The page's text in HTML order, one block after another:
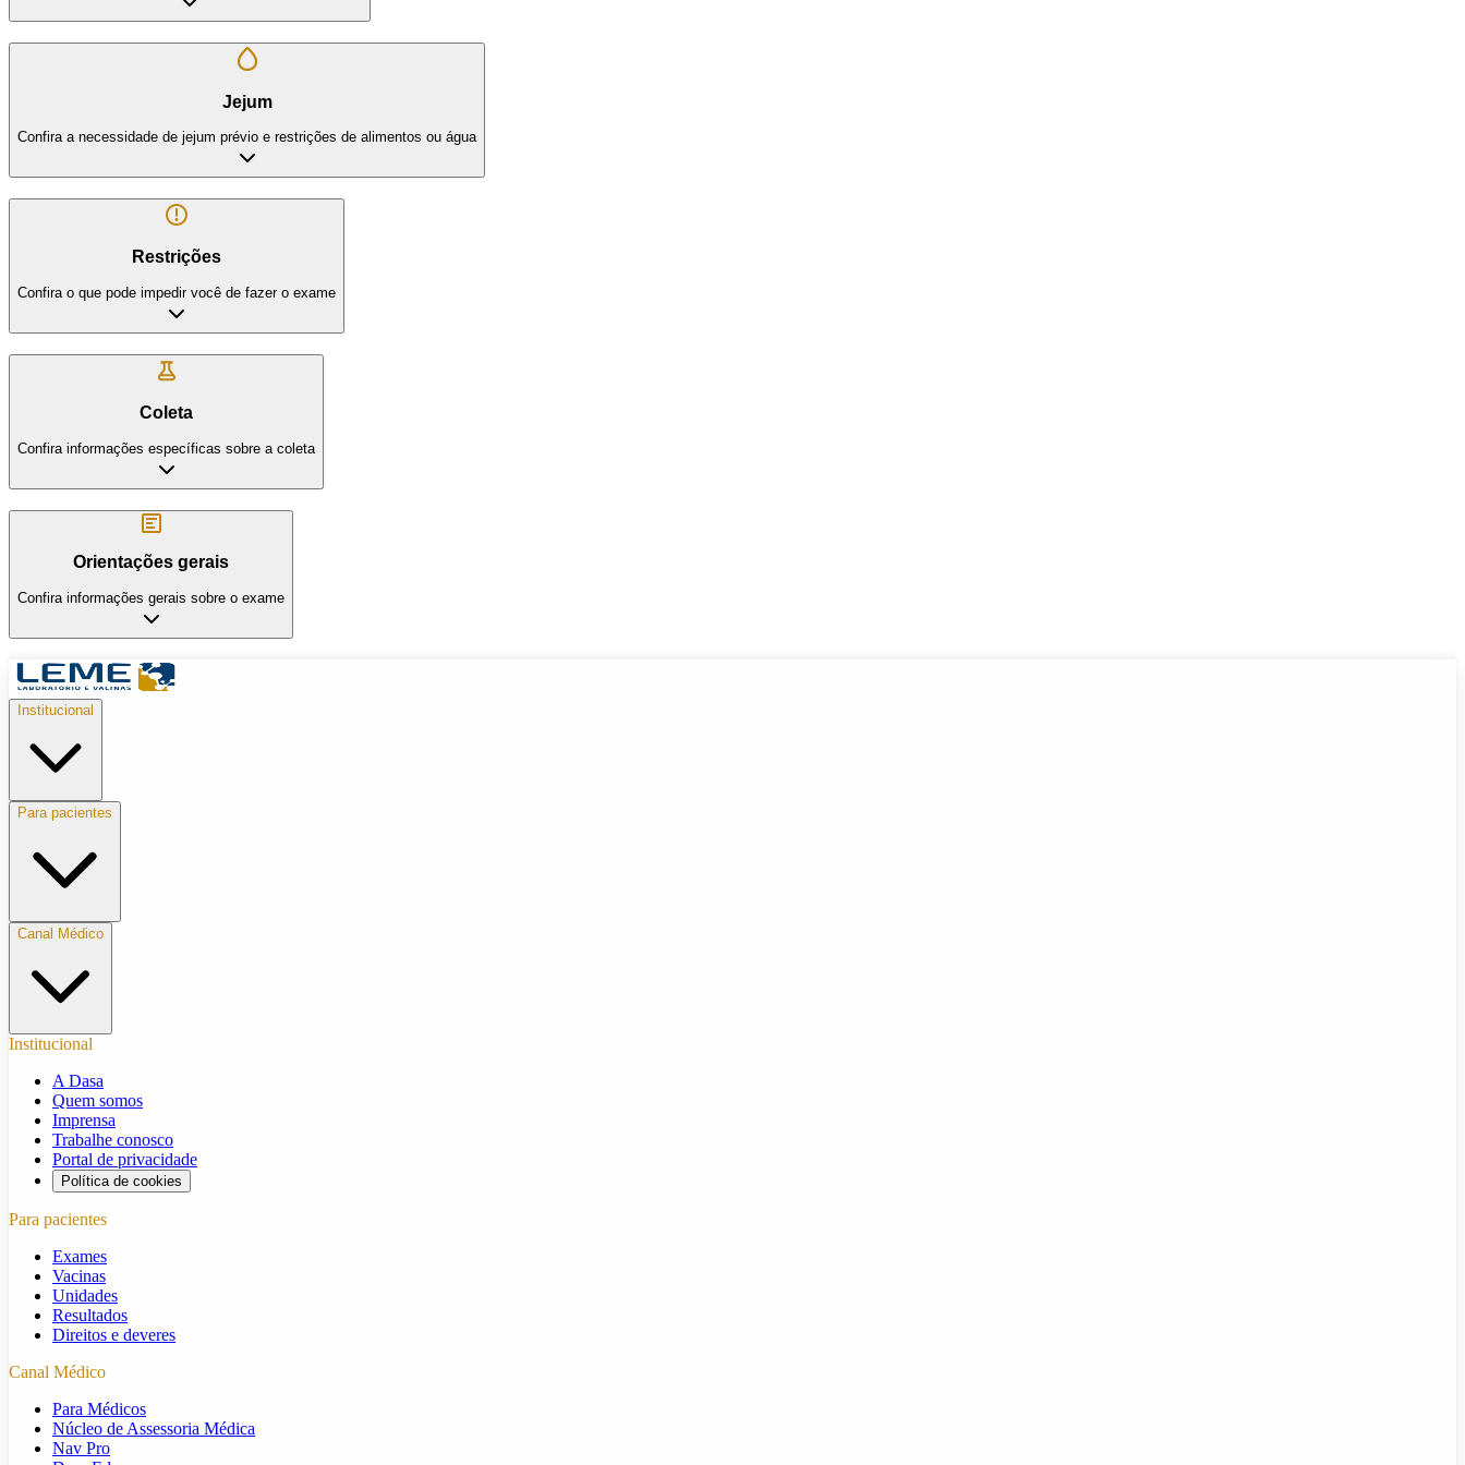
Jejum
Confira a necessidade de jejum prévio e restrições de alimentos ou água
Restrições
Confira o que pode impedir você de fazer o exame
Coleta
Confira informações específicas sobre a coleta
Orientações gerais
Confira informações gerais sobre o exame
Institucional
Para pacientes
Canal Médico
Institucional
A Dasa
Quem somos
Imprensa
Trabalhe conosco
Portal de privacidade
Política de cookies
Para pacientes
Exames
Vacinas
Unidades
Resultados
Direitos e deveres
Canal Médico
Para Médicos
Núcleo de Assessoria Médica
Nav Pro